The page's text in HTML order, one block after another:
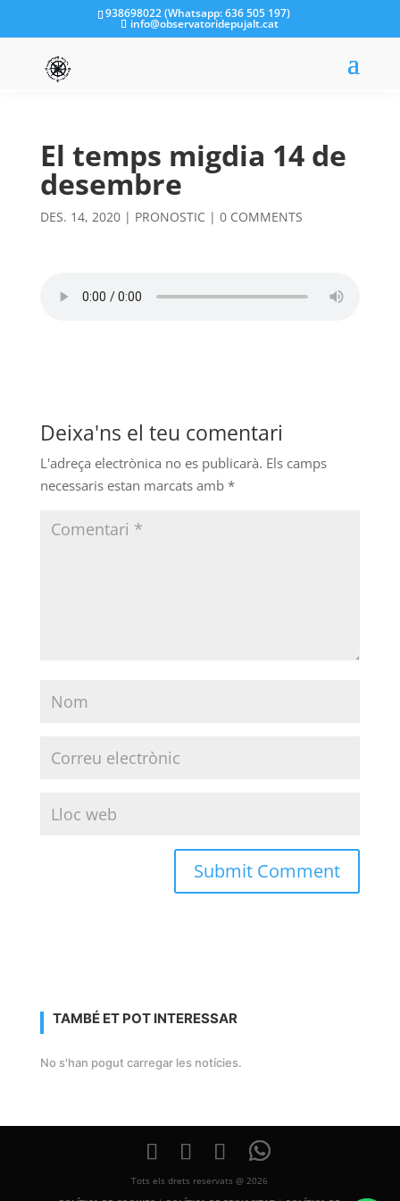
938698022 (Whatsapp: 636 505 197)
info@observatoridepujalt.cat
El temps migdia 14 de
desembre
DES. 14, 2020| PRONOSTIC | 0 COMMENTS
Deixa'ns el teu comentari
L'adreça electrònica no es publicarà. Els camps
necessaris estan marcats amb *
TAMBÉ ET POT INTERESSAR
No s'han pogut carregar les notícies.
Tots els drets reservats @ 2026